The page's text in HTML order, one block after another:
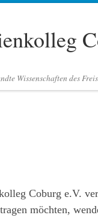
Wissenschaften des
Coburg e.V.
möchten,